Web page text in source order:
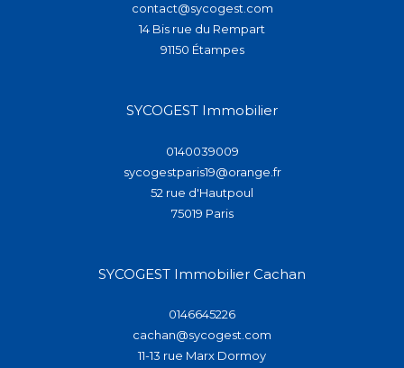
contact@sycogest.com
14 Bis rue du Rempart
91150
étampes
SYCOGEST Immobilier
0140039009
sycogestparis19@orange.fr
52 rue d'Hautpoul
75019
paris
SYCOGEST Immobilier Cachan
0146645226
cachan@sycogest.com
11-13 rue Marx Dormoy